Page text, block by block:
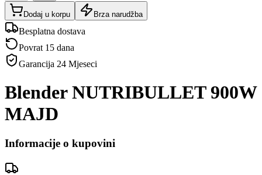
Dodaj u korpu Brza narudžba
Besplatna dostava
Povrat 15 dana
Garancija 24 Mjeseci
Blender NUTRIBULLET 900W
MAJD
Informacije o kupovini